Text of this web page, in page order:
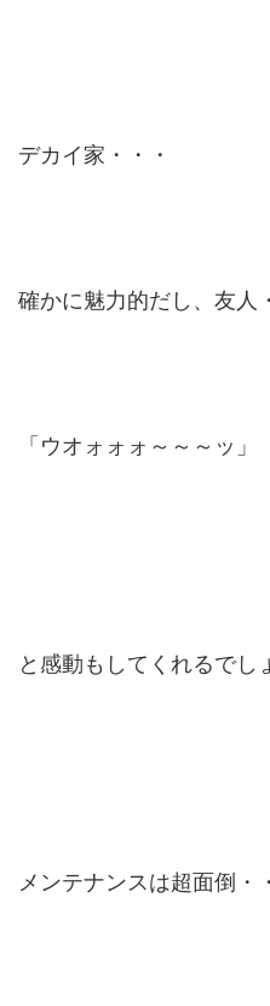
デカイ家・・・
確かに魅力的だし、友人
「ウオォォォ～～～ッ」
と感動もしてくれるでし
メンテナンスは超面倒・